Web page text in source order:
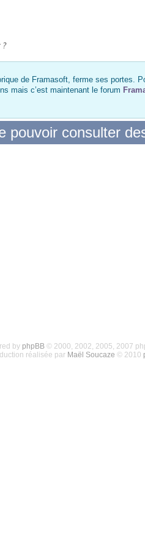
de Framasoft, ferme ses portes.
mais c’est maintenant le forum
pouvoir consulter
by phpBB© 2000, 2002, 2005, 2007
réalisée par Maël Soucaze © 2010